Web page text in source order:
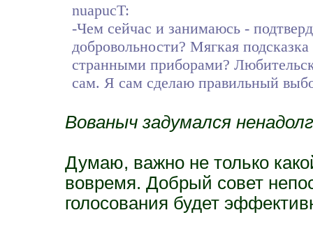
nuapucT:
-Чем сейчас и занимаюсь -
добровольности? Мягкая
странными приборами?
сам. Я сам сделаю правильный
Вованыч задумался
Думаю, важно не только
вовремя. Добрый совет
голосования будет